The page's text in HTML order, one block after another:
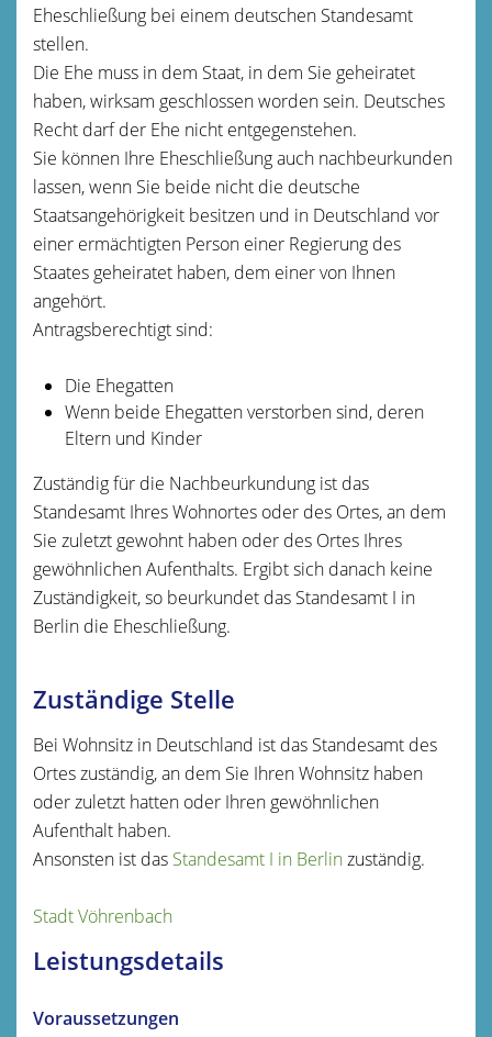
Eheschließung bei einem deutschen Standesamt
stellen.
Die Ehe muss in dem Staat, in dem Sie geheiratet
haben, wirksam geschlossen worden sein. Deutsches
Recht darf der Ehe nicht entgegenstehen.
Sie können Ihre Eheschließung auch nachbeurkunden
lassen, wenn Sie beide nicht die deutsche
Staatsangehörigkeit besitzen und in Deutschland vor
einer ermächtigten Person einer Regierung des
Staates geheiratet haben, dem einer von Ihnen
angehört.
Antragsberechtigt sind:
Die Ehegatten
Wenn beide Ehegatten verstorben sind, deren
Eltern und Kinder
Zuständig für die Nachbeurkundung ist das
Standesamt Ihres Wohnortes oder des Ortes, an dem
Sie zuletzt gewohnt haben oder des Ortes Ihres
gewöhnlichen Aufenthalts. Ergibt sich danach keine
Zuständigkeit, so beurkundet das Standesamt I in
Berlin die Eheschließung.
Zuständige Stelle
Bei Wohnsitz in Deutschland ist das Standesamt des
Ortes zuständig, an dem Sie Ihren Wohnsitz haben
oder zuletzt hatten oder Ihren gewöhnlichen
Aufenthalt haben.
Ansonsten ist das Standesamt I in Berlinzuständig.
Stadt Vöhrenbach
Leistungsdetails
Voraussetzungen